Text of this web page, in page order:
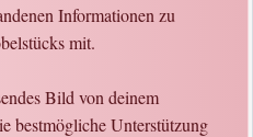
Informationen zu
mit.
Bild von deinem
bestmögliche Unterstützung